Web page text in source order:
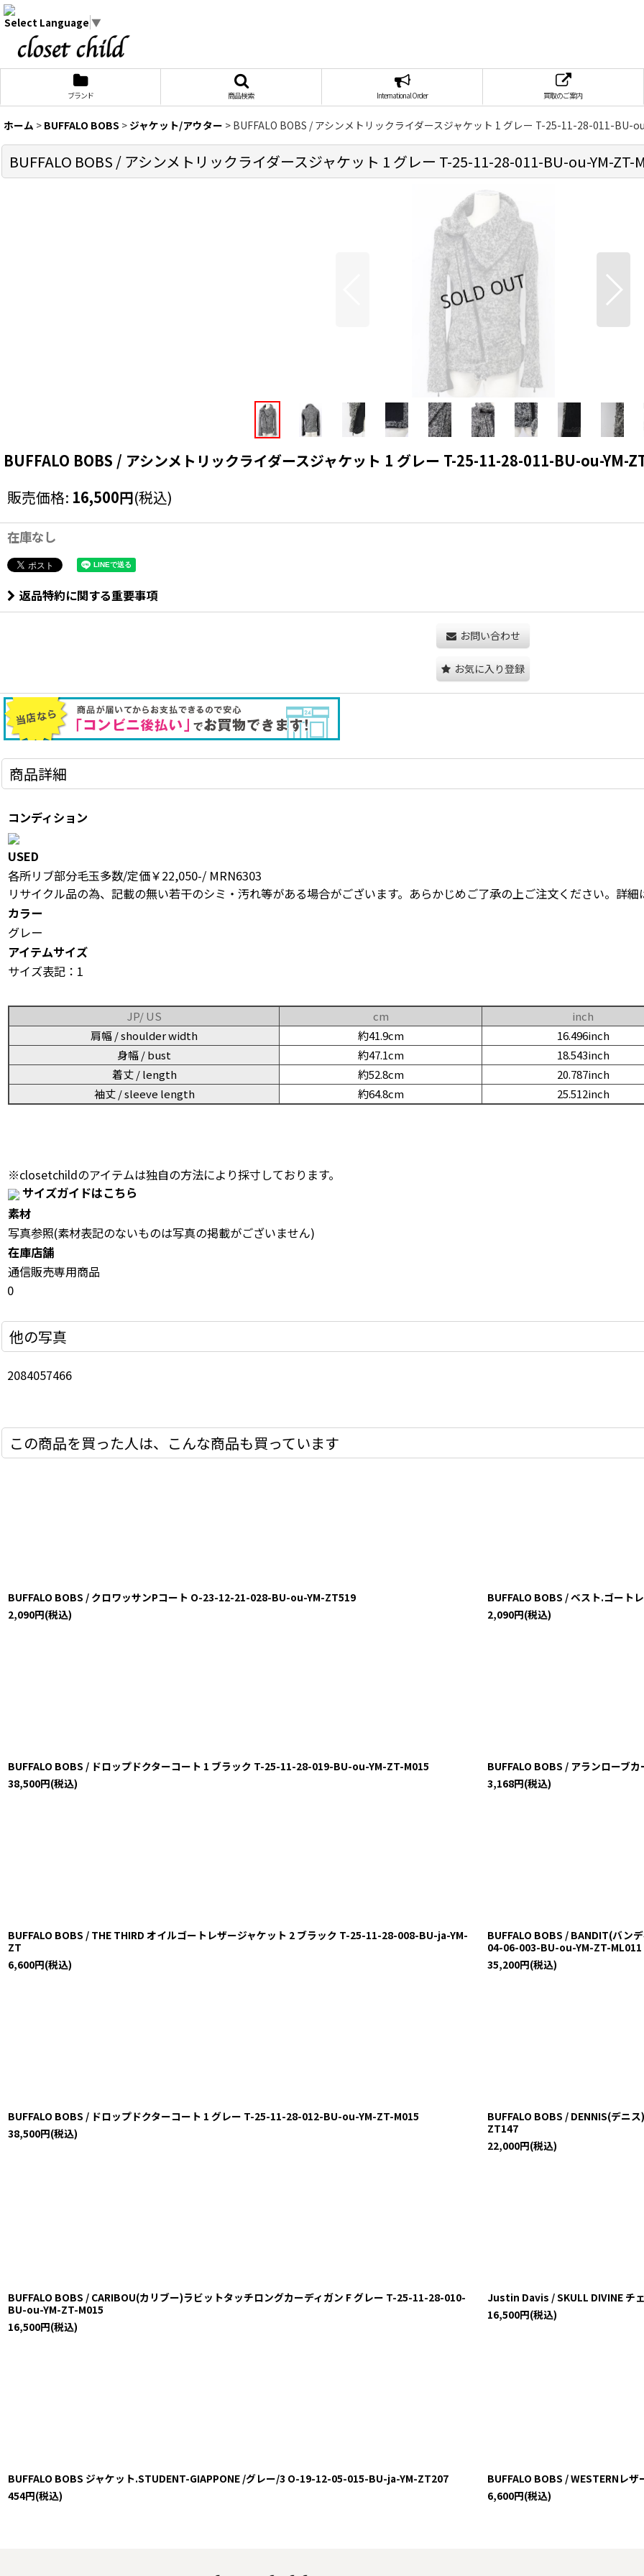
Select Language ▼
ブランド 商品検索 International Order 買取のご案内
ホーム > BUFFALO BOBS > ジャケット/アウター > BUFFALO BOBS / アシンメトリックライダースジャケット 1 グレー T-25-11-28-011-BU-
BUFFALO BOBS / アシンメトリックライダースジャケット 1 グレー T-25-11-28-011-BU-ou-YM-ZT-
BUFFALO BOBS / アシンメトリックライダースジャケット 1 グレー T-25-11-28-011-BU-ou-YM-
販売価格: 16,500円(税込)
在庫なし
返品特約に関する重要事項
お問い合わせ
お気に入り登録
商品詳細
コンディション
USED
各所リブ部分毛玉多数/定価￥22,050-/ MRN6303
リサイクル品の為、記載の無い若干のシミ・汚れ等がある場合がございます。あらかじめご了承の上ご注文ください。詳細
カラー
グレー
アイテムサイズ
サイズ表記：1
JP/ US cm
inch
肩幅 / shoulder width
約41.9cm
16.496inch
身幅 / bust
約47.1cm
18.543inch
着丈 / length
約52.8cm
20.787inch
袖丈 / sleeve length
約64.8cm 25.512inch
※closetchildのアイテムは独自の方法により採寸しております。
サイズガイドはこちら
素材
写真参照(素材表記のないものは写真の掲載がございません)
在庫店舗
通信販売専用商品
0
他の写真
2084057466
この商品を買った人は、こんな商品も買っています
BUFFALO BOBS / クロワッサンPコート O-23-12-21-028-BU-ou-YM-ZT519
2,090円(税込)
BUFFALO BOBS / ベスト.ゴー
2,090円(税込)
BUFFALO BOBS / ドロップドクターコート 1 ブラック T-25-11-28-019-BU-ou-YM-ZT-M015
38,500円(税込)
BUFFALO BOBS / アランローブ
3,168円(税込)
BUFFALO BOBS / THE THIRD オイルゴートレザージャケット 2 ブラック T-25-11-28-008-BU-ja-YM-
ZT
6,600円(税込)
BUFFALO BOBS / BANDIT(バン
04-06-003-BU-ou-YM-ZT-ML011
35,200円(税込)
BUFFALO BOBS / ドロップドクターコート 1 グレー T-25-11-28-012-BU-ou-YM-ZT-M015
38,500円(税込)
BUFFALO BOBS / DENNIS(デニ
ZT147
22,000円(税込)
BUFFALO BOBS / CARIBOU(カリブー)ラビットタッチロングカーディガン F グレー T-25-11-28-010-
BU-ou-YM-ZT-M015
16,500円(税込)
Justin Davis / SKULL DIVINE チ
16,500円(税込)
BUFFALO BOBS ジャケット.STUDENT-GIAPPONE /グレー/3 O-19-12-05-015-BU-ja-YM-ZT207
454円(税込)
BUFFALO BOBS / WESTERNレ
6,600円(税込)